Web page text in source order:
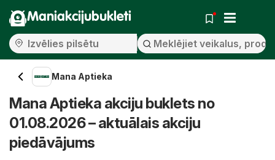
Maniakcijubukleti
Mana Aptieka
Mana Aptieka akciju buklets no
01.08.2026 – aktuālais akciju
piedāvājums